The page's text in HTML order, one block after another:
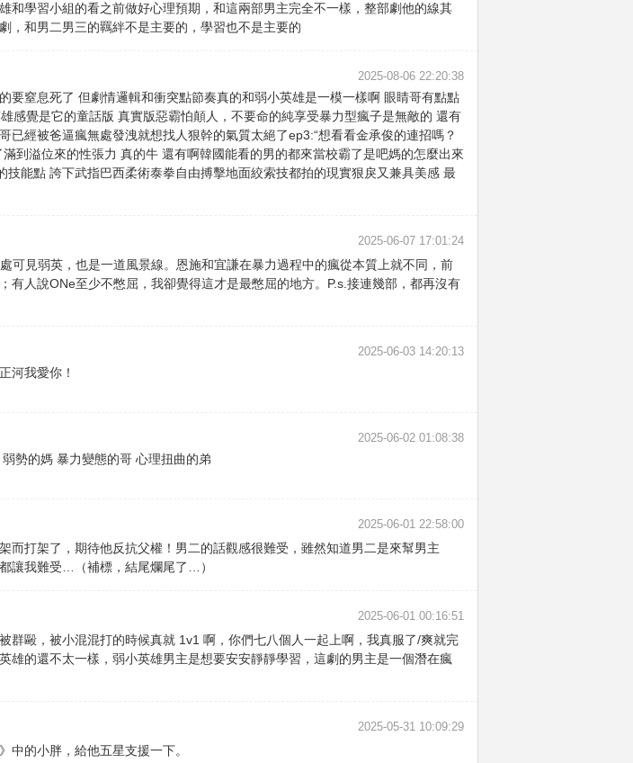
和學習小組的看之前做好心理預期，和這兩部男主完全不一樣，整部劇他的線其
，和男二男三的羈絆不是主要的，學習也不是主要的
2025-08-06 22:20:38
窒息死了 但劇情邏輯和衝突點節奏真的和弱小英雄是一模一樣啊 眼睛哥有點點
感覺是它的童話版 真實版惡霸怕顛人，不要命的純享受暴力型瘋子是無敵的 還有
經被爸逼瘋無處發洩就想找人狠幹的氣質太絕了ep3:“想看看金承俊的連招嗎？
到溢位來的性張力 真的牛 還有啊韓國能看的男的都來當校霸了是吧媽的怎麼出來
能點 誇下武指巴西柔術泰拳自由搏擊地面絞索技都拍的現實狠戾又兼具美感 最
2025-06-07 17:01:24
可見弱英，也是一道風景線。恩施和宜謙在暴力過程中的瘋從本質上就不同，前
人說ONe至少不憋屈，我卻覺得這才是最憋屈的地方。P.s.接連幾部，都再沒有
2025-06-03 14:20:13
河我愛你！
2025-06-02 01:08:38
勢的媽 暴力變態的哥 心理扭曲的弟
2025-06-01 22:58:00
而打架了，期待他反抗父權！男二的話觀感很難受，雖然知道男二是來幫男主
讓我難受…（補標，結尾爛尾了…）
2025-06-01 00:16:51
群毆，被小混混打的時候真就 1v1 啊，你們七八個人一起上啊，我真服了/爽就完
雄的還不太一樣，弱小英雄男主是想要安安靜靜學習，這劇的男主是一個潛在瘋
2025-05-31 10:09:29
中的小胖，給他五星支援一下。